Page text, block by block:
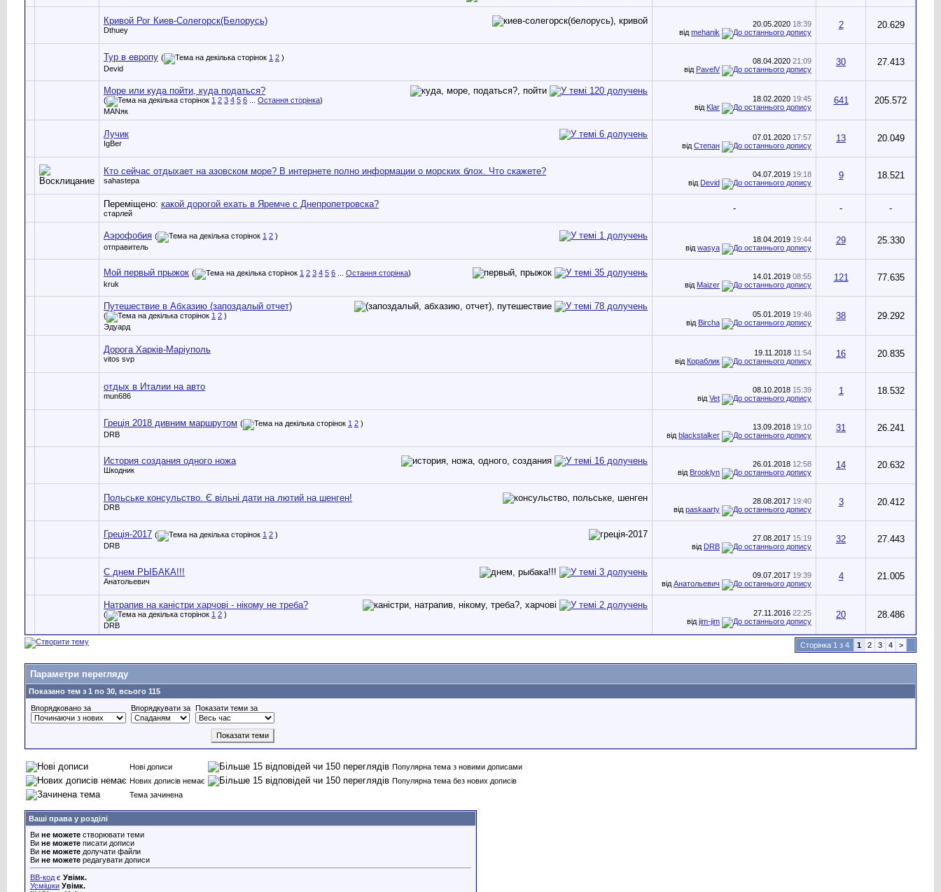
Кривой Рог Киев-Солегорск(Белорусь)
Dthuey
20.05.2020 18:39
від mehanik
2 20.629
Тур в европу ( 1 2 )
Devid
08.04.2020 21:09
від PavelV
30 27.413
Море или куда пойти, куда податься?
( 1 2 3 4 5 6 Остання сторінка)
MANяк
18.02.2020 19:45
від Klar
641 205.572
Лучик
IgBer
07.01.2020 17:57
від Степан
13 20.049
Кто сейчас отдыхает на азовском море? В интернете полно информации о морских блох. Что скажете?
sahastepa
04.07.2019 19:18
від Devid
9 18.521
Переміщено: какой дорогой ехать в Яремче с Днепропетровска?
старлей - - -
Аэрофобия ( 1 2 )
отправитель
18.04.2019 19:44
від wasya
29 25.330
Мой первый прыжок ( 1 2 3 4 5 6 Остання сторінка)
kruk
14.01.2019 08:55
від Maizer
121 77.635
Путешествие в Абхазию (запоздалый отчет)
( 1 2 )
Эдуард
05.01.2019 19:46
від Bircha
38 29.292
Дорога Харків-Маріуполь
vitos svp
19.11.2018 11:54
від Кораблик
16 20.835
отдых в Италии на авто
mun686
08.10.2018 15:39
від Vet
1 18.532
Греція 2018 дивним маршрутом ( 1 2 )
DRB
13.09.2018 19:10
від blackstalker
31 26.241
История создания одного ножа
Шкодник
26.01.2018 12:58
від Brooklyn
14 20.632
Польське консульство. Є вільні дати на лютий на шенген!
DRB
28.08.2017 19:40
від paskaarty
3 20.412
Греція-2017 ( 1 2 )
DRB
27.08.2017 15:19
від DRB
32 27.443
С днем РЫБАКА!!!
Анатольевич
09.07.2017 19:39
від Анатольевич
4 21.005
Натрапив на каністри харчові - нікому не треба?
( 1 2 )
DRB
27.11.2016 22:25
від jim-jim
20 28.486
Сторінка 1 з 4 1 2 3 4 >
Параметри перегляду
Показано тем з 1 по 30, всього 115
Впорядковано за
Впорядкувати за Показати теми за
Нові дописи
Популярна тема з новими дописами
Нових дописів немає
Популярна тема без нових дописів
Тема зачинена
Ваші права у розділі
Ви не можете створювати теми
Ви не можете писати дописи
Ви не можете долучати файли
Ви не можете редагувати дописи
BB-код є Увімк.
Усмішки Увімк.